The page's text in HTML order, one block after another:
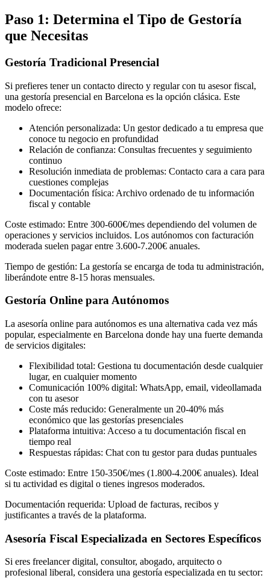
Paso 1: Determina el Tipo de Gestoría
que Necesitas
Gestoría Tradicional Presencial
Si prefieres tener un contacto directo y regular con tu asesor fiscal,
una gestoría presencial en Barcelona es la opción clásica. Este
modelo ofrece:
Atención personalizada: Un gestor dedicado a tu empresa que
conoce tu negocio en profundidad
Relación de confianza: Consultas frecuentes y seguimiento
continuo
Resolución inmediata de problemas: Contacto cara a cara para
cuestiones complejas
Documentación física: Archivo ordenado de tu información
fiscal y contable
Coste estimado: Entre 300-600€/mes dependiendo del volumen de
operaciones y servicios incluidos. Los autónomos con facturación
moderada suelen pagar entre 3.600-7.200€ anuales.
Tiempo de gestión: La gestoría se encarga de toda tu administración,
liberándote entre 8-15 horas mensuales.
Gestoría Online para Autónomos
La asesoría online para autónomos es una alternativa cada vez más
popular, especialmente en Barcelona donde hay una fuerte demanda
de servicios digitales:
Flexibilidad total: Gestiona tu documentación desde cualquier
lugar, en cualquier momento
Comunicación 100% digital: WhatsApp, email, videollamada
con tu asesor
Coste más reducido: Generalmente un 20-40% más
económico que las gestorías presenciales
Plataforma intuitiva: Acceso a tu documentación fiscal en
tiempo real
Respuestas rápidas: Chat con tu gestor para dudas puntuales
Coste estimado: Entre 150-350€/mes (1.800-4.200€ anuales). Ideal
si tu actividad es digital o tienes ingresos moderados.
Documentación requerida: Upload de facturas, recibos y
justificantes a través de la plataforma.
Asesoría Fiscal Especializada en Sectores Específicos
Si eres freelancer digital, consultor, abogado, arquitecto o
profesional liberal, considera una gestoría especializada en tu sector: